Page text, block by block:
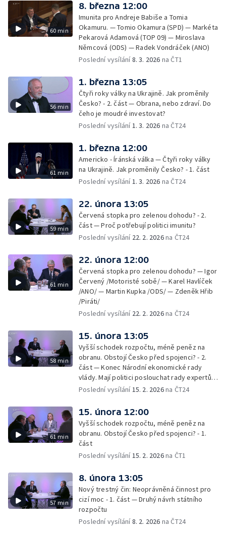
60 min
8. března 12:00
Imunita pro Andreje Babiše a Tomia
Okamuru. — Tomio Okamura (SPD) — Markéta
Pekarová Adamová (TOP 09) — Miroslava
Němcová (ODS) — Radek Vondráček (ANO)
Poslední vysílání8. 3. 2026 na ČT1
56 min
1. března 13:05
Čtyři roky války na Ukrajině. Jak proměnily
Česko? - 2. část — Obrana, nebo zdraví. Do
čeho je moudré investovat?
Poslední vysílání1. 3. 2026 na ČT24
61 min
1. března 12:00
Americko - Íránská válka — Čtyři roky války
na Ukrajině. Jak proměnily Česko? - 1. část
Poslední vysílání1. 3. 2026 na ČT24
59 min
22. února 13:05
Červená stopka pro zelenou dohodu? - 2.
část — Proč potřebují politici imunitu?
Poslední vysílání 22. 2. 2026na ČT24
61 min
22. února 12:00
Červená stopka pro zelenou dohodu? — Igor
Červený /Motoristé sobě/ — Karel Havlíček
/ANO/ — Martin Kupka /ODS/ — Zdeněk Hřib
/Piráti/
Poslední vysílání 22. 2. 2026na ČT24
58 min
15. února 13:05
Vyšší schodek rozpočtu, méně peněz na
obranu. Obstojí Česko před spojenci? - 2.
část — Konec Národní ekonomické rady
vlády. Mají politici poslouchat rady expertů,
nebo mají svou hlavu?
Poslední vysílání15. 2. 2026na ČT24
61 min
15. února 12:00
Vyšší schodek rozpočtu, méně peněz na
obranu. Obstojí Česko před spojenci? - 1.
část
Poslední vysílání15. 2. 2026na ČT1
57 min
8. února 13:05
Nový trestný čin: Neoprávněná činnost pro
cizí moc - 1. část — Druhý návrh státního
rozpočtu
Poslední vysílání8. 2. 2026 na ČT24